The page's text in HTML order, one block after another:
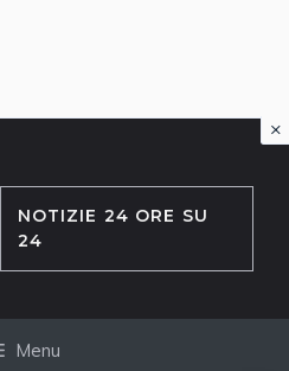
NOTIZIE 24 ORE SU
24
Menu
×